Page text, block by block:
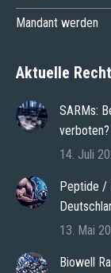
Mandant werden
Aktuelle
SARMs:
verboten?
14. Juli
Peptide /
13. Mai
Biowell